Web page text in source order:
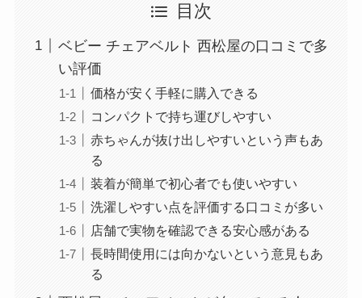
目次
ベビー チェアベルト 西松屋の口コミで多
い評価
価格が安く手軽に購入できる
コンパクトで持ち運びしやすい
赤ちゃんが抜け出しやすいという声もあ
る
装着が簡単で初心者でも使いやすい
洗濯しやすい点を評価する口コミが多い
店舗で実物を確認できる安心感がある
長時間使用には向かないという意見もあ
る